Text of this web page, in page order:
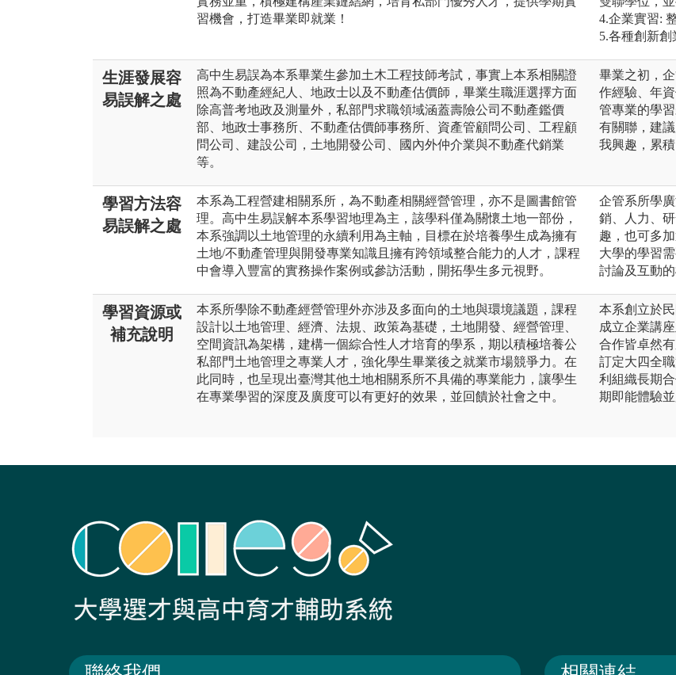
習機會，打造畢業即就業！
4.企業實習:
5.各種創新創
生涯發展容
易誤解之處
高中生易誤為本系畢業生參加土木工程技師考試，事實上本系相關證
照為不動產經紀人、地政士以及不動產估價師，畢業生職涯選擇方面
除高普考地政及測量外，私部門求職領域涵蓋壽險公司不動產鑑價
部、地政士事務所、不動產估價師事務所、資產管顧問公司、工程顧
問公司、建設公司，土地開發公司、國內外仲介業與不動產代銷業
等。
畢業之初，
作經驗、年
管專業的學
有關聯，建
我興趣，累積
學習方法容
易誤解之處
本系為工程營建相關系所，為不動產相關經營管理，亦不是圖書館管
理。高中生易誤解本系學習地理為主，該學科僅為關懷土地一部份，
本系強調以土地管理的永續利用為主軸，目標在於培養學生成為擁有
土地/不動產管理與開發專業知識且擁有跨領域整合能力的人才，課程
中會導入豐富的實務操作案例或參訪活動，開拓學生多元視野。
企管系所學
銷、人力、
趣，也可多
大學的學習
討論及互動的
學習資源或
補充說明
本系所學除不動產經營管理外亦涉及多面向的土地與環境議題，課程
設計以土地管理、經濟、法規、政策為基礎，土地開發、經營管理、
空間資訊為架構，建構一個綜合性人才培育的學系，期以積極培養公
私部門土地管理之專業人才，強化學生畢業後之就業市場競爭力。在
此同時，也呈現出臺灣其他土地相關系所不具備的專業能力，讓學生
在專業學習的深度及廣度可以有更好的效果，並回饋於社會之中。
本系創立於
成立企業講
合作皆卓然
訂定大四全
利組織長期
期即能體驗並